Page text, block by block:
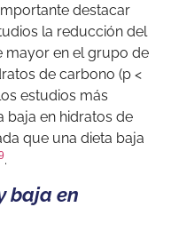
destacar
la reducción del
mayor en el grupo de
de carbono (p <
estudios más
baja en hidratos de
que una dieta baja
.
baja en